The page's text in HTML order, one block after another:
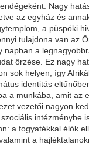
Nagy
az egyház és
a püspöki
tulajdona van az
napban a
őrzése. Ez nagy
sok helyen, így
identitás
a munkába, amit az
vezetői nagyon
intézménybe
a fogyatékkal élők
a